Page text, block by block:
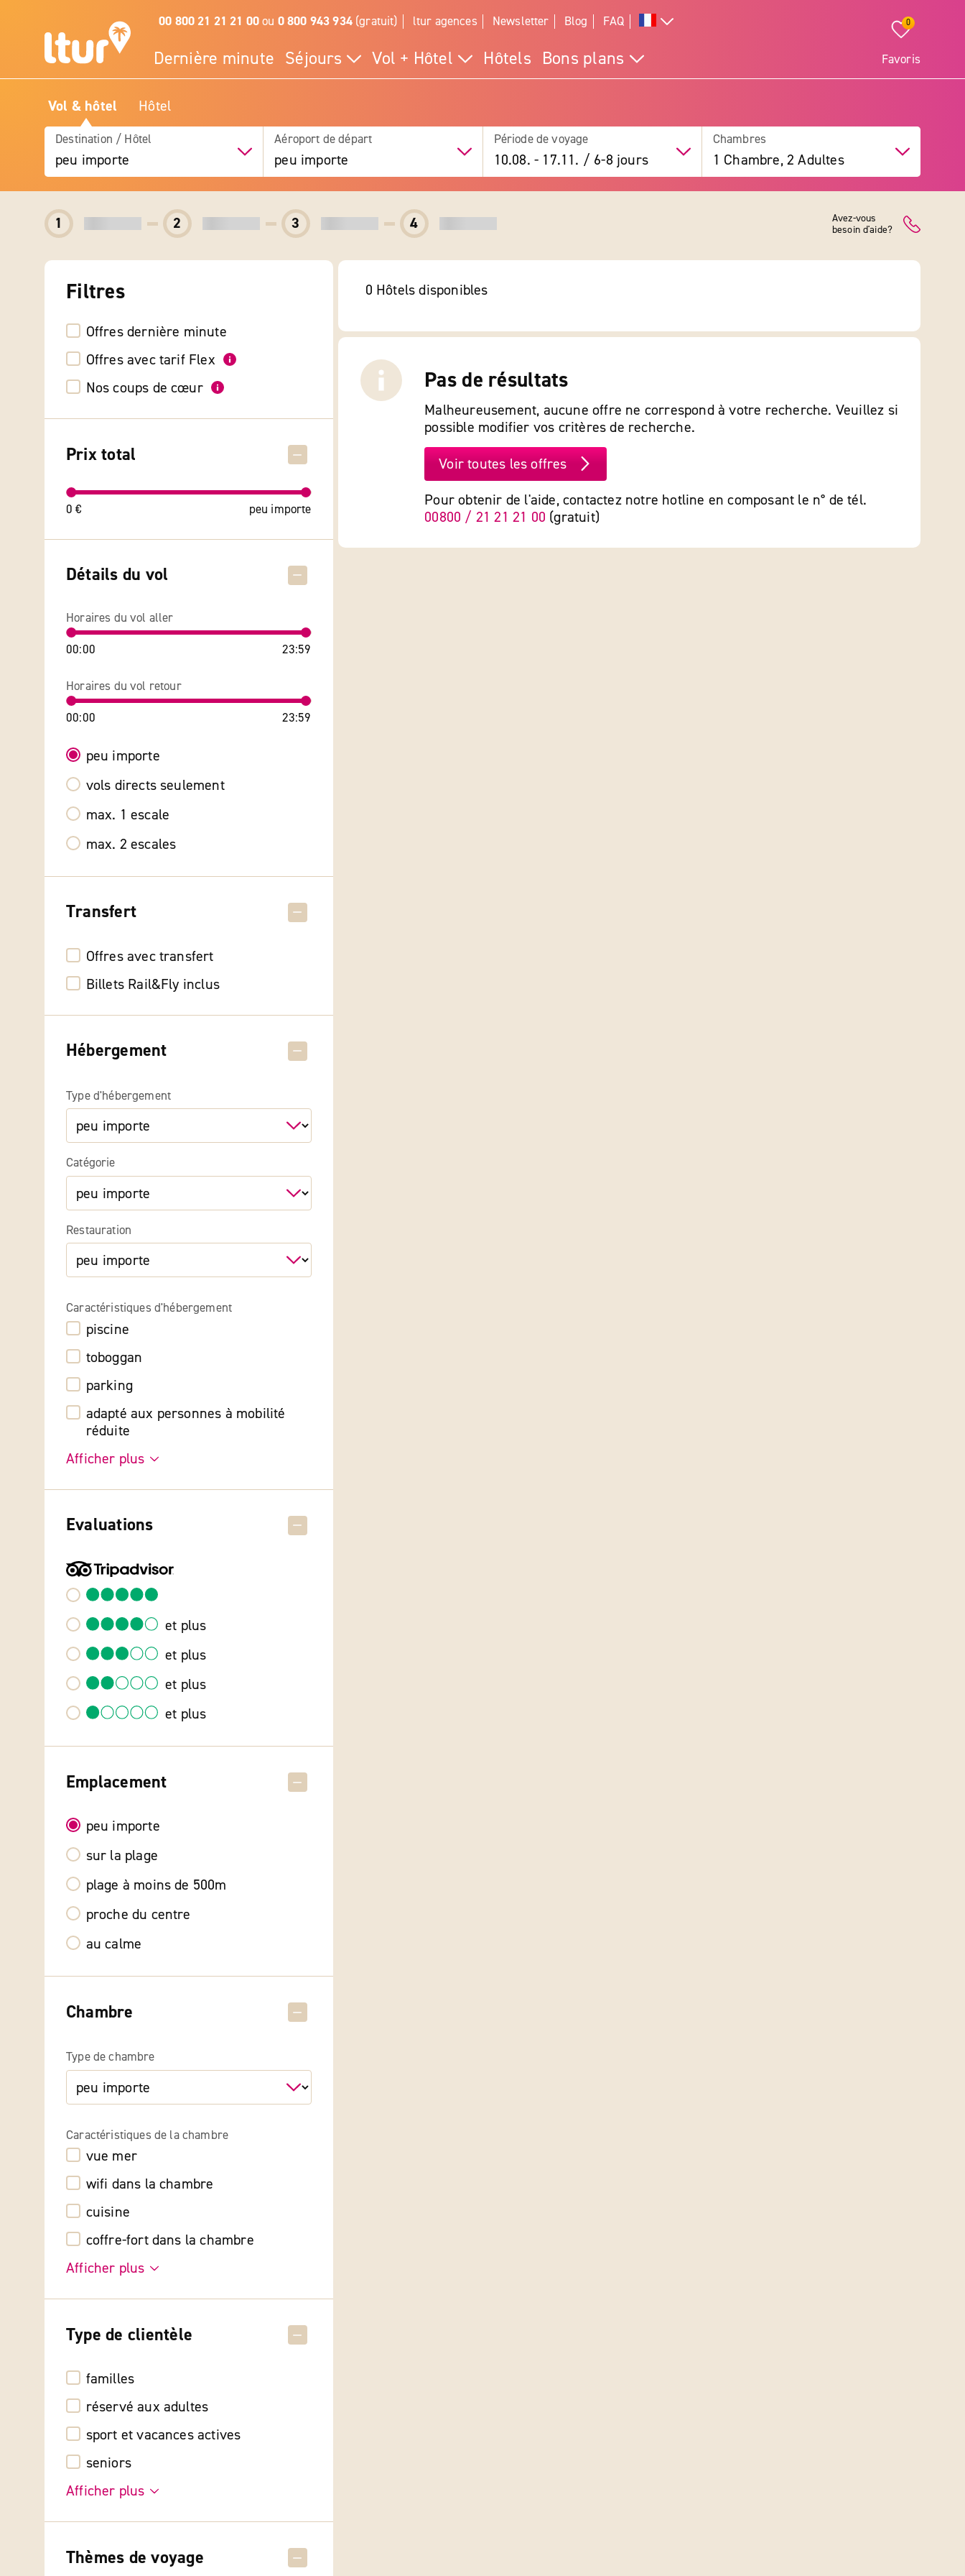
00 800 21 21 21 00ou 0 800 943 934(gratuit) ltur agences Newsletter Blog FAQ
Dernière minute Séjours Vol + Hôtel Hôtels Bons plans
0
Favoris
Vol & hôtel Hôtel
Destination / Hôtel
peu importe
Aéroport de départ
peu importe
Période de voyage
10.08. - 17.11. / 6-8 jours
Chambres
1 Chambre, 2 Adultes
1 2 3 4
Avez-vous
besoin d'aide?
Filtres
Offres dernière minute
Offres avec tarif Flex
Nos coups de cœur
Prix total
0 € peu importe
Détails du vol
Horaires du vol aller
00:00 23:59
Horaires du vol retour
00:00 23:59
peu importe
vols directs seulement
max. 1 escale
max. 2 escales
Transfert
Offres avec transfert
Billets Rail&Fly inclus
Hébergement
Type d'hébergement
Catégorie
Restauration
Caractéristiques d'hébergement
piscine
toboggan
parking
adapté aux personnes à mobilité
réduite
Afficher plus
Evaluations
et plus
et plus
et plus
et plus
Emplacement
peu importe
sur la plage
plage à moins de 500m
proche du centre
au calme
Chambre
Type de chambre
Caractéristiques de la chambre
vue mer
wifi dans la chambre
cuisine
coffre-fort dans la chambre
Afficher plus
Type de clientèle
familles
réservé aux adultes
sport et vacances actives
seniors
Afficher plus
Thèmes de voyage
0 Hôtels disponibles
Pas de résultats
Malheureusement, aucune offre ne correspond à votre recherche. Veuillez si
possible modifier vos critères de recherche.
Voir toutes les offres
Pour obtenir de l'aide, contactez notre hotline en composant le n° de tél.
00800 / 21 21 21 00 (gratuit)